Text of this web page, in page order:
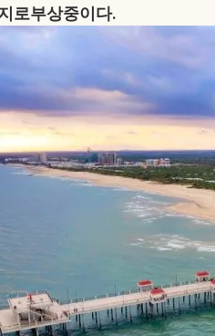
로부상중이다.